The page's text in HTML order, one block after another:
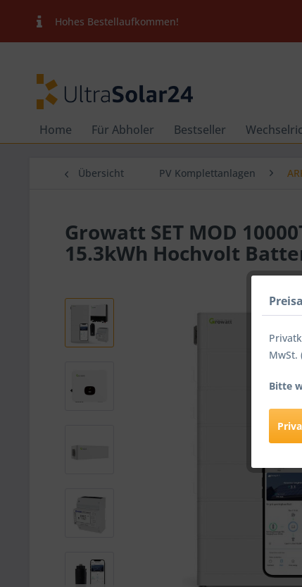
Hohes Bestellaufkommen!
Home Für Abholer Bestseller
Übersicht PV Komplettanlagen
Growatt SET MOD
15.3kWh Hochvolt
MwSt.
Bitte